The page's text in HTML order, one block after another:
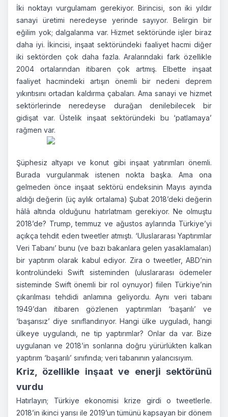
İki noktayı vurgulamam gerekiyor. Birincisi, son iki yıldır
sanayi üretimi neredeyse yerinde sayıyor. Belirgin bir
eğilim yok; dalgalanma var. Hizmet sektöründe işler biraz
daha iyi. İkincisi, inşaat sektöründeki faaliyet hacmi diğer
iki sektörden çok daha fazla. Aralarındaki fark özellikle
2004 ortalarından itibaren çok artmış. Elbette inşaat
faaliyet hacmindeki artışın önemli bir nedeni deprem
yıkıntısını ortadan kaldırma çabaları. Ama sanayi ve hizmet
sektörlerinde neredeyse durağan denilebilecek bir
gidişat var. Üstelik inşaat sektöründeki bu ‘patlamaya’
rağmen var.
Şüphesiz altyapı ve konut gibi inşaat yatırımları önemli.
Burada vurgulanmak istenen nokta başka. Ama ona
gelmeden önce inşaat sektörü endeksinin Mayıs ayında
aldığı değerin (üç aylık ortalama) Şubat 2018’deki değerin
hâlâ altında olduğunu hatırlatmam gerekiyor. Ne olmuştu
2018’de? Trump, temmuz ve ağustos aylarında Türkiye’yi
açıkça tehdit eden tweetler atmıştı. ‘Uluslararası Yaptırımlar
Veri Tabanı’ bunu (ve bazı bakanlara gelen yasaklamaları)
bir yaptırım olarak kabul ediyor. Zira o tweetler, ABD’nin
kontrolündeki Swift sisteminden (uluslararası ödemeler
sisteminde Swift önemli bir rol oynuyor) fiilen Türkiye’nin
çıkarılması tehdidi anlamına geliyordu. Aynı veri tabanı
1949’dan itibaren gözlenen yaptırımları ‘başarılı’ ve
‘başarısız’ diye sınıflandırıyor. Hangi ülke uyguladı, hangi
ülkeye uygulandı, ne tip yaptırımlar? Onlar da var. Bize
uygulanan ve 2018’in sonlarına doğru yürürlükten kalkan
yaptırım ‘başarılı’ sınıfında; veri tabanının yalancısıyım.
Kriz, özellikle inşaat ve enerji sektörünü
vurdu
Hatırlayın; Türkiye ekonomisi krize girdi o tweetlerle.
2018’in ikinci yarısı ile 2019’un tümünü kapsayan bir dönem